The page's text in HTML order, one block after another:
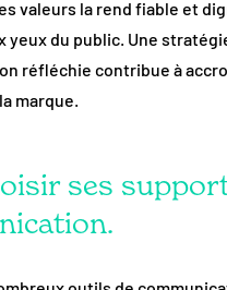
valeurs la rend fiable et
yeux du public. Une
réfléchie contribue à
marque.
ses